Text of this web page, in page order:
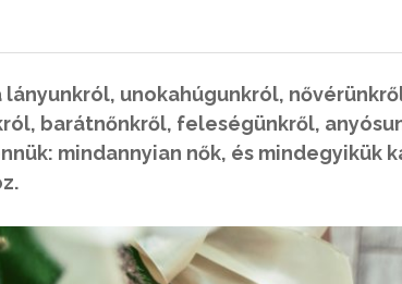
lányunkról, unokahúgunkról,
barátnőnkről, feleségünkről,
mindannyian nők, és mindegyikük